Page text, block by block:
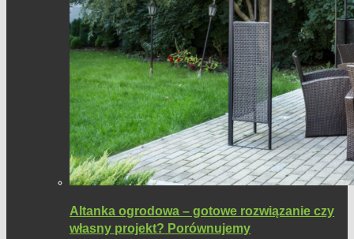
Altanka ogrodowa – gotowe rozwiązanie czy
własny projekt? Porównujemy